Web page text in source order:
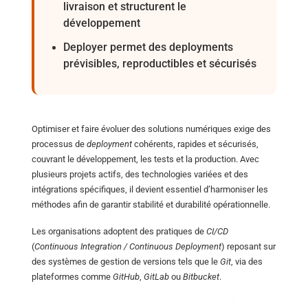
livraison et structurent le
développement
Deployer permet des deployments
prévisibles, reproductibles et sécurisés
Optimiser et faire évoluer des solutions numériques exige des
processus de deployment cohérents, rapides et sécurisés,
couvrant le développement, les tests et la production. Avec
plusieurs projets actifs, des technologies variées et des
intégrations spécifiques, il devient essentiel d’harmoniser les
méthodes afin de garantir stabilité et durabilité opérationnelle.
Les organisations adoptent des pratiques de CI/CD
(Continuous Integration / Continuous Deployment) reposant sur
des systèmes de gestion de versions tels que le Git , via des
plateformes comme GitHub GitLab ou Bitbucket.
Cookie duration:
Session
Consentement aux Cookies
Yobi365
Purpose:
Ce cookie enregistre les options de consentement sélectionnées par
Cookie duration:
1 year
STATISTIQUES
Les cookies statistiques nous aident à comprendre comment les
visiteurs interagissent avec le site web en collectant et en